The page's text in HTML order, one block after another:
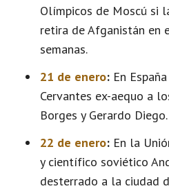
Olímpicos de Moscú si
retira de Afganistán en
semanas.
21 de enero: En
Cervantes ex-aequo a
Borges y Gerardo Diego.
22 de enero: En la
y científico soviético
desterrado a la ciudad